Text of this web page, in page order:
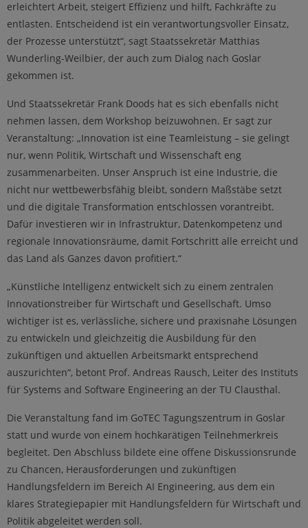
erleichtert Arbeit, steigert Effizienz und hilft, Fachkräfte zu
entlasten. Entscheidend ist ein verantwortungsvoller Einsatz,
der Prozesse unterstützt“, sagt Staatssekretär Matthias
Wunderling-Weilbier, der auch zum Dialog nach Goslar
gekommen ist.
Und Staatssekretär Frank Doods hat es sich ebenfalls nicht
nehmen lassen, dem Workshop beizuwohnen. Er sagt zur
Veranstaltung: „Innovation ist eine Teamleistung – sie gelingt
nur, wenn Politik, Wirtschaft und Wissenschaft eng
zusammenarbeiten. Unser Anspruch ist eine Industrie, die
nicht nur wettbewerbsfähig bleibt, sondern Maßstäbe setzt
und die digitale Transformation entschlossen vorantreibt.
Dafür investieren wir in Infrastruktur, Datenkompetenz und
regionale Innovationsräume, damit Fortschritt alle erreicht und
das Land als Ganzes davon profitiert.“
„Künstliche Intelligenz entwickelt sich zu einem zentralen
Innovationstreiber für Wirtschaft und Gesellschaft. Umso
wichtiger ist es, verlässliche, sichere und praxisnahe Lösungen
zu entwickeln und gleichzeitig die Ausbildung für den
zukünftigen und aktuellen Arbeitsmarkt entsprechend
auszurichten“, betont Prof. Andreas Rausch, Leiter des Instituts
für Systems and Software Engineering an der TU Clausthal.
Die Veranstaltung fand im GoTEC Tagungszentrum in Goslar
statt und wurde von einem hochkarätigen Teilnehmerkreis
begleitet. Den Abschluss bildete eine offene Diskussionsrunde
zu Chancen, Herausforderungen und zukünftigen
Handlungsfeldern im Bereich AI Engineering, aus dem ein
klares Strategiepapier mit Handlungsfeldern für Wirtschaft und
Politik abgeleitet werden soll.